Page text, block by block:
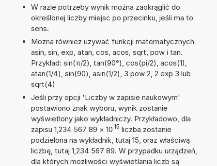
W razie potrzeby wynik można zaokrąglić do
określonej liczby miejsc po przecinku, jeśli ma to
sens.
Można również używać funkcji matematycznych
asin, sin, exp, atan, cos, acos, sqrt, pow i tan.
Przykład: sin(π/2), tan(90°), cos(pi/2), acos(1),
atan(1/4), sin(90), asin(1/2), 3 pow 2, 2 exp 3 lub
sqrt(4)
Jeśli przy opcji 'Liczby w zapisie naukowym'
postawiono znak wyboru, wynik zostanie
wyświetlony jako wykładniczy. Przykładowo, dla
zapisu 1,234 567 89 × 10 15 liczba zostanie
podzielona na wykładnik, tutaj 15, oraz właściwą
liczbę, tutaj 1,234 567 89. W przypadku urządzeń,
dla których możliwości wyświetlania liczb są